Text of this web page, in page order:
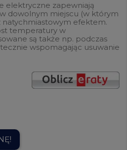
elektryczne zapewniają
dowolnym miejscu (w którym
natychmiastowym efektem.
temperatury w
są także np. podczas
wspomagając usuwanie